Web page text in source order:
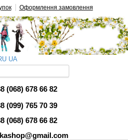
Оформлення замовлення
UA
(068) 678 66 82
(099) 765 70 39
(068) 678 66 82